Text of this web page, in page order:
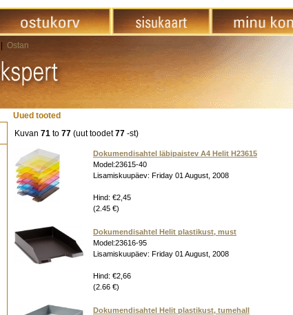
Ostan
Uued tooted
Kuvan 71 to 77 (uut toodet77 -st)
Dokumendisahtel läbipaistev A4 Helit H23615
Model:23615-40
Lisamiskuupäev: Friday 01 August, 2008
Hind: €2,45
(2.45 €)
Dokumendisahtel Helit plastikust, must
Model:23616-95
Lisamiskuupäev: Friday 01 August, 2008
Hind: €2,66
(2.66 €)
Dokumendisahtel Helit plastikust, tumehall